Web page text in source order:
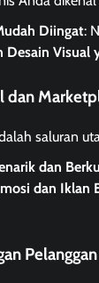
Diingat:
Desain Visual
dan
saluran
dan
dan Iklan
Pelanggan